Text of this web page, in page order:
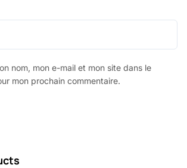
nom, mon e-mail et mon site dans le
mon prochain commentaire.